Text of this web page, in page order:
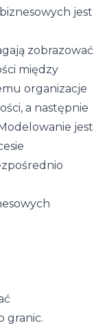
jest
zobrazować
między
organizacje
a następnie
jest
granic.